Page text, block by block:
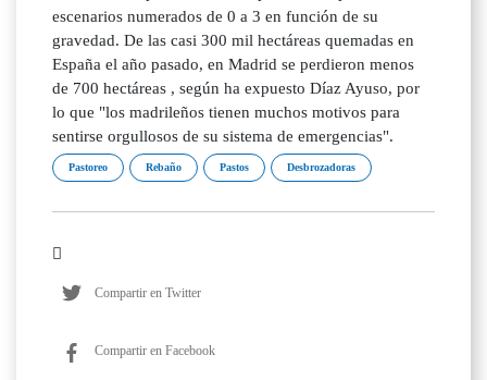
escenarios numerados de 0 a 3 en función de su
gravedad. De las casi 300 mil hectáreas quemadas en
España el año pasado, en Madrid se perdieron menos
de 700 hectáreas , según ha expuesto Díaz Ayuso, por
lo que "los madrileños tienen muchos motivos para
sentirse orgullosos de su sistema de emergencias".
Pastoreo Rebaño Pastos Desbrozadoras
Compartir en Twitter
Compartir en Facebook